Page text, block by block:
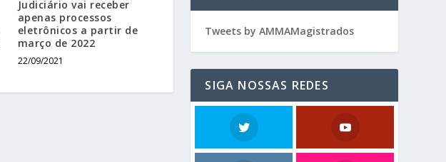
Judiciário vai receber
apenas processos
eletrônicos a partir de
março de 2022
22/09/2021
Tweets by AMMAMagistrados
SIGA NOSSAS REDES